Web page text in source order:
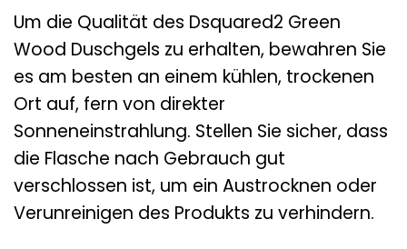
Um die Qualität des Dsquared2 Green
Wood Duschgels zu erhalten, bewahren Sie
es am besten an einem kühlen, trockenen
Ort auf, fern von direkter
Sonneneinstrahlung. Stellen Sie sicher, dass
die Flasche nach Gebrauch gut
verschlossen ist, um ein Austrocknen oder
Verunreinigen des Produkts zu verhindern.